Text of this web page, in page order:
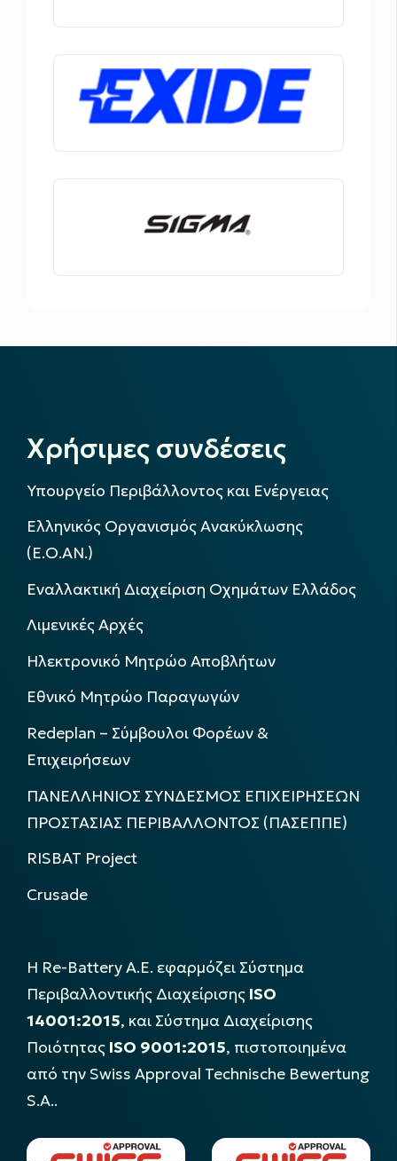
Χρήσιμες συνδέσεις
Υπουργείο Περιβάλλοντος και Ενέργειας
Ελληνικός Οργανισμός Ανακύκλωσης
(Ε.Ο.ΑΝ.)
Εναλλακτική Διαχείριση Οχημάτων Ελλάδος
Λιμενικές Αρχές
Ηλεκτρονικό Μητρώο Αποβλήτων
Εθνικό Μητρώο Παραγωγών
Redeplan – Σύμβουλοι Φορέων &
Επιχειρήσεων
ΠΑΝΕΛΛΗΝΙΟΣ ΣΥΝΔΕΣΜΟΣ ΕΠΙΧΕΙΡΗΣΕΩΝ
ΠΡΟΣΤΑΣΙΑΣ ΠΕΡΙΒΑΛΛΟΝΤΟΣ (ΠΑΣΕΠΠΕ)
RISBAT Project
Crusade
Η Re-Battery Α.Ε. εφαρμόζει Σύστημα
Περιβαλλοντικής Διαχείρισης ISO
14001:2015, και Σύστημα Διαχείρισης
Ποιότητας ISO 9001:2015, πιστοποιημένα
από την Swiss Approval Technische Bewertung
S.A..